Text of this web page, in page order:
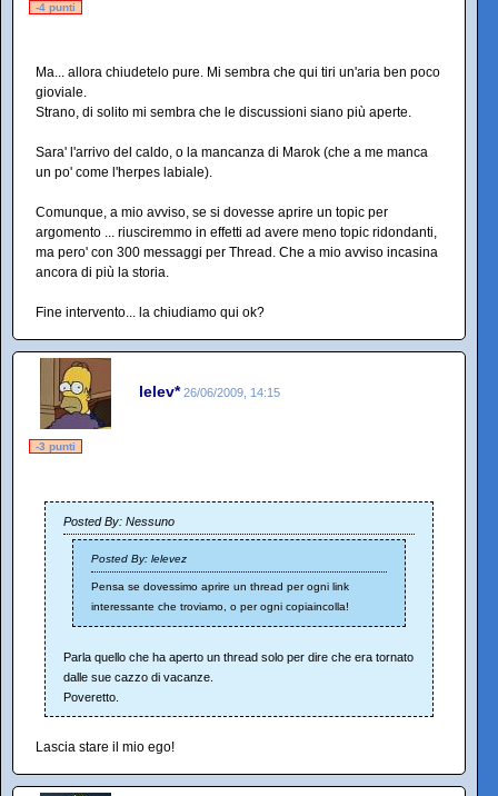
-4 punti
Ma... allora chiudetelo pure. Mi sembra che qui tiri un'aria ben poco
gioviale.
Strano, di solito mi sembra che le discussioni siano più aperte.
Sara' l'arrivo del caldo, o la mancanza di Marok (che a me manca
un po' come l'herpes labiale).
Comunque, a mio avviso, se si dovesse aprire un topic per
argomento ... riusciremmo in effetti ad avere meno topic ridondanti,
ma pero' con 300 messaggi per Thread. Che a mio avviso incasina
ancora di più la storia.
Fine intervento... la chiudiamo qui ok?
lelev* 26/06/2009, 14:15
-3 punti
Posted By: Nessuno
Posted By: lelevez
Pensa se dovessimo aprire un thread per ogni link
interessante che troviamo, o per ogni copiaincolla!
Parla quello che ha aperto un thread solo per dire che era tornato
dalle sue cazzo di vacanze.
Poveretto.
Lascia stare il mio ego!